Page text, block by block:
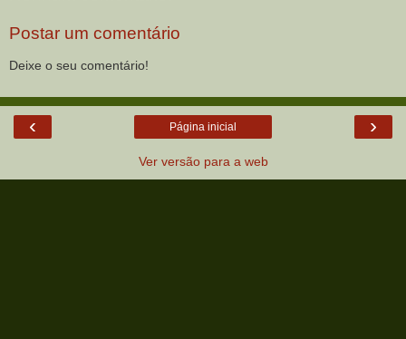
Postar um comentário
Deixe o seu comentário!
‹ ›
Página inicial
Ver versão para a web